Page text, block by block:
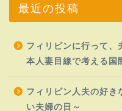
最近の投稿
フィリピンに行って、
本人妻目線で考える国
フィリピン人夫の好き
い夫婦の日～